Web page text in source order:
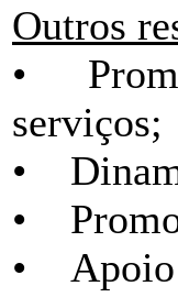
Outros
•
serviços;
•
•
• Apoio